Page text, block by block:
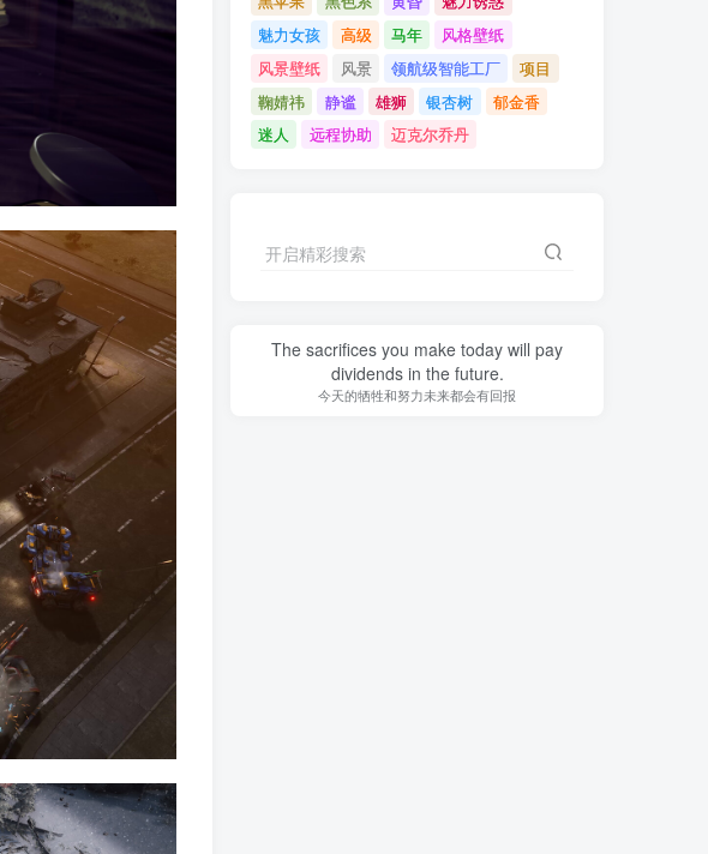
魅力女孩
高级 马年
风格壁纸
风景壁纸
风景 领航级智能工厂
项目
鞠婧祎
静谧 雄狮 银杏树
郁金香
迷人
远程协助 迈克尔乔丹
开启精彩搜索
The sacrifices you make today will pay
dividends in the future.
今天的牺牲和努力未来都会有回报